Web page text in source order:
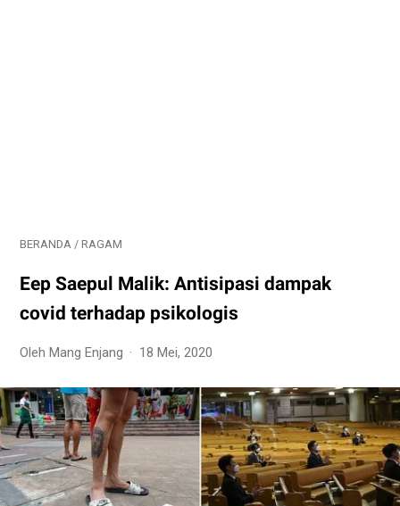
BERANDA / RAGAM
Eep Saepul Malik: Antisipasi dampak
covid terhadap psikologis
Oleh Mang Enjang 18 Mei, 2020